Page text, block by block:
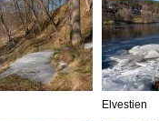
Elvestien